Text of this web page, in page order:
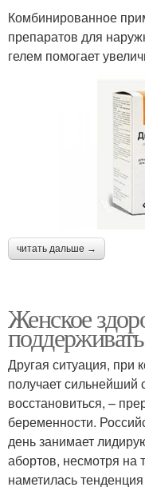
Комбинированное
препаратов для
гелем помогает
читать дальше →
Женское
Другая ситуация, при
получает сильнейший
восстановиться, –
беременности.
день занимает
абортов, несмотря на
наметилась